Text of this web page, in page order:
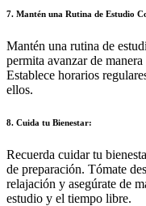
7. Mantén una Rutina de Estudio
Mantén una rutina de
permita avanzar de
Establece horarios
ellos.
8. Cuida tu Bienestar:
Recuerda cuidar tu
de preparación. Tómate
relajación y asegúrate de
estudio y el tiempo libre.